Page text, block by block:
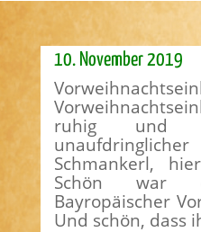
10. November 2019
ruhig und
Schmankerl,
Schön war
Bayropäischer
Und schön, dass